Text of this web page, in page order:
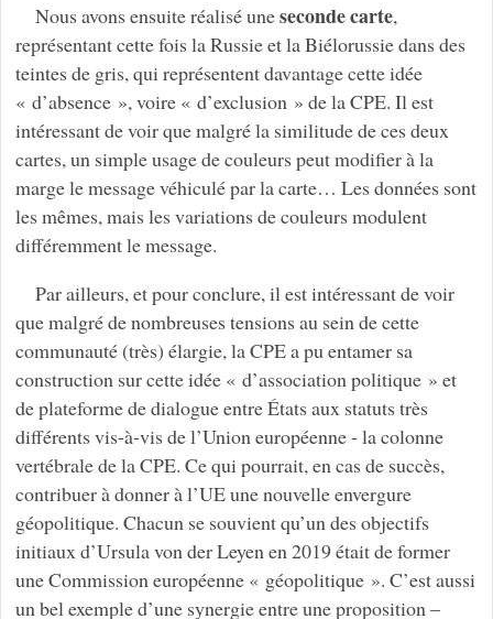
Nous avons ensuite réalisé uneseconde carte,
représentant cette fois la Russie et la Biélorussie dans des
teintes de gris, qui représentent davantage cette idée
« d’absence », voire « d’exclusion » de la CPE. Il est
intéressant de voir que malgré la similitude de ces deux
cartes, un simple usage de couleurs peut modifier à la
marge le message véhiculé par la carte… Les données sont
les mêmes, mais les variations de couleurs modulent
différemment le message.
Par ailleurs, et pour conclure, il est intéressant de voir
que malgré de nombreuses tensions au sein de cette
communauté (très) élargie, la CPE a pu entamer sa
construction sur cette idée « d’association politique » et
de plateforme de dialogue entre États aux statuts très
différents vis-à-vis de l’Union européenne - la colonne
vertébrale de la CPE. Ce qui pourrait, en cas de succès,
contribuer à donner à l’UE une nouvelle envergure
géopolitique. Chacun se souvient qu’un des objectifs
initiaux d’Ursula von der Leyen en 2019 était de former
une Commission européenne « géopolitique ». C’est aussi
un bel exemple d’une synergie entre une proposition –